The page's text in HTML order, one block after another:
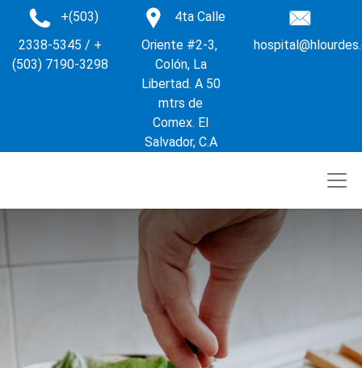
+(503)
2338-5345 / +
(503) 7190-3298
4ta Calle
Oriente #2-3,
Colón, La
Libertad. A 50
mtrs de
Comex. El
Salvador, C.A